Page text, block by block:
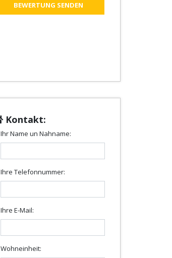
BEWERTUNG SENDEN
Kontakt:
Ihr Name un Nahname:
Ihre Telefonnummer:
Ihre E-Mail:
Wohneinheit: